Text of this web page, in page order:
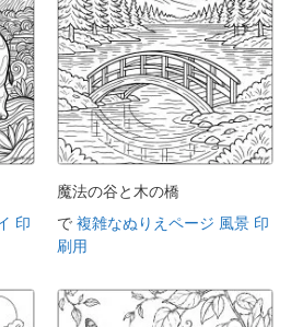
印
魔法の谷と木の橋
で 複雑なぬりえページ 風景 印
刷用